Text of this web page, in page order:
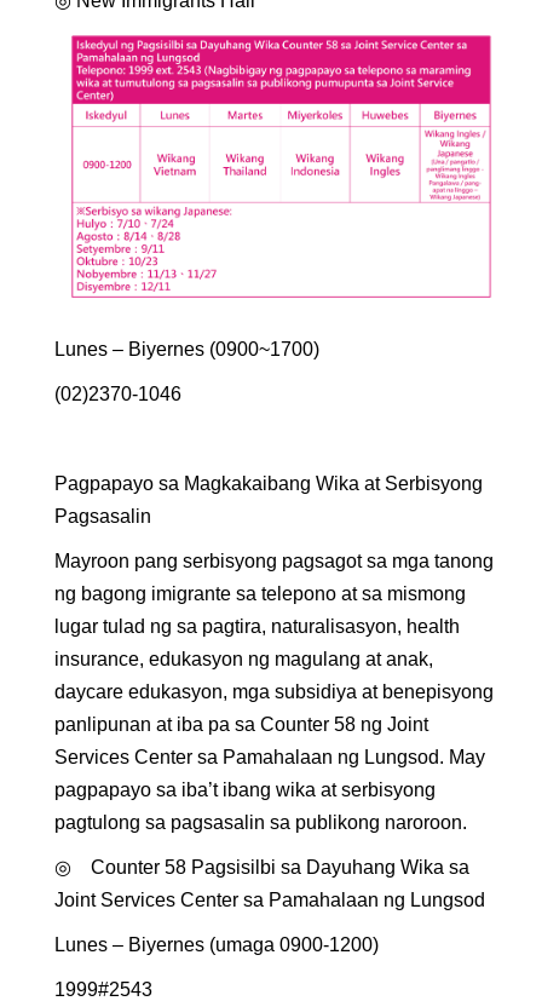
Lunes – Biyernes (0900~1700)
(02)2370-1046
Pagpapayo sa Magkakaibang Wika at Serbisyong
Pagsasalin
Mayroon pang serbisyong pagsagot sa mga tanong
ng bagong imigrante sa telepono at sa mismong
lugar tulad ng sa pagtira, naturalisasyon, health
insurance, edukasyon ng magulang at anak,
daycare edukasyon, mga subsidiya at benepisyong
panlipunan at iba pa sa Counter 58 ng Joint
Services Center sa Pamahalaan ng Lungsod. May
pagpapayo sa iba’t ibang wika at serbisyong
pagtulong sa pagsasalin sa publikong naroroon.
◎
Counter 58 Pagsisilbi sa Dayuhang Wika sa
Joint Services Center sa Pamahalaan ng Lungsod
Lunes – Biyernes (umaga 0900-1200)
1999#2543